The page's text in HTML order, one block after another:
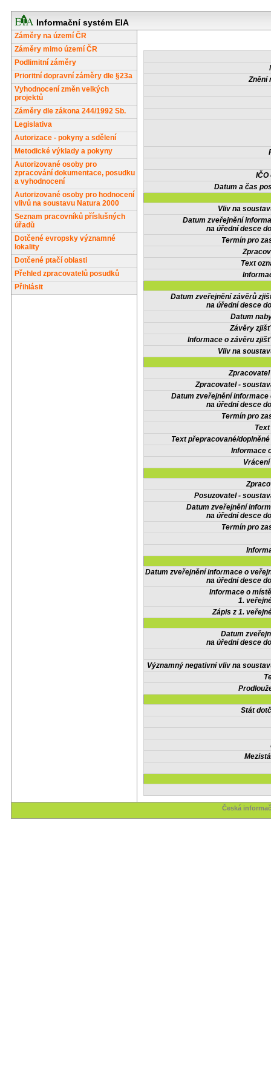
Informační systém EIA
Záměry na území ČR
Záměry mimo území ČR
Podlimitní záměry
Prioritní dopravní záměry dle §23a
Vyhodnocení změn velkých
projektů
Záměry dle zákona 244/1992 Sb.
Legislativa
Autorizace - pokyny a sdělení
Metodické výklady a pokyny
Autorizované osoby pro
zpracování dokumentace, posudku
a vyhodnocení
Autorizované osoby pro hodnocení
vlivů na soustavu Natura 2000
Seznam pracovníků příslušných
úřadů
Dotčené evropsky významné
lokality
Dotčené ptačí oblasti
Přehled zpracovatelů posudků
Přihlásit
Znění
IČO
Datum a čas
Vliv na
Datum zveřejnění
na úřední desce
Termín pro
Text
Datum zveřejnění závěrů
na úřední desce
Datum
Závěry
Informace o závěru
Vliv na
Zpracovatel -
Datum zveřejnění informace
na úřední desce
Termín pro
Text přepracované/
Informace
Posuzovatel -
Datum zveřejnění
na úřední desce
Termín pro
Datum zveřejnění informace o
na úřední desce
Informace o
1.
Zápis z 1.
Datum
na úřední desce
Významný negativní vliv na
Stát
Česká